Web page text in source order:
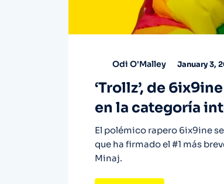
Odi O'Malley January 3,
‘Trollz’, de
en la categoría
El polémico rapero 6ix9ine
que ha firmado el #1 más
Minaj.